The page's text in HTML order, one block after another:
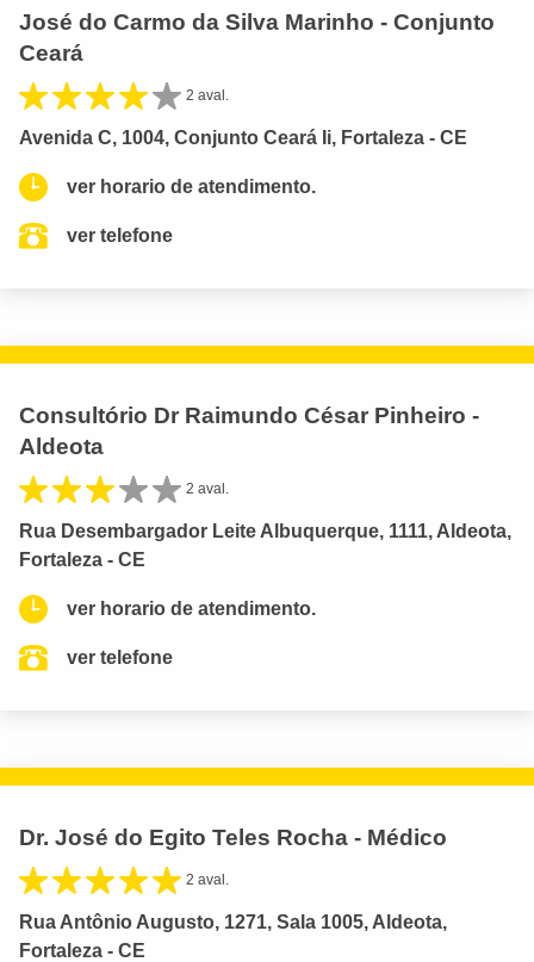
José do Carmo da Silva Marinho - Conjunto
Ceará
2 aval.
Avenida C, 1004, Conjunto Ceará Ii, Fortaleza - CE
ver horario de atendimento.
ver telefone
Consultório Dr Raimundo César Pinheiro -
Aldeota
2 aval.
Rua Desembargador Leite Albuquerque, 1111, Aldeota,
Fortaleza - CE
ver horario de atendimento.
ver telefone
Dr. José do Egito Teles Rocha - Médico
2 aval.
Rua Antônio Augusto, 1271, Sala 1005, Aldeota,
Fortaleza - CE